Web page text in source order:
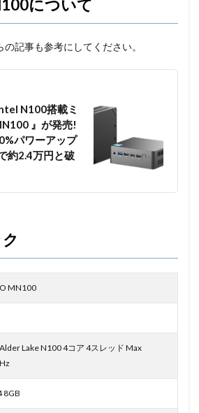
について
記事も参考にしてください。
N100搭載ミ
』が発売!
パワーアップ
約2.4万円と破
MN100
Lake N100 4コア 4スレッド Max
8GB